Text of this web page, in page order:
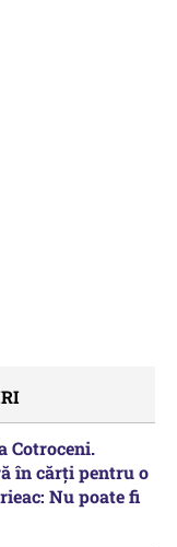
Cotroceni.
în cărți pentru o
Nu poate fi